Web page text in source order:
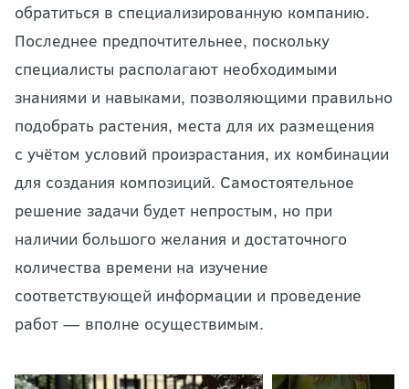
обратиться в специализированную компанию.
Последнее предпочтительнее, поскольку
специалисты располагают необходимыми
знаниями и навыками, позволяющими правильно
подобрать растения, места для их размещения
с учётом условий произрастания, их комбинации
для создания композиций. Самостоятельное
решение задачи будет непростым, но при
наличии большого желания и достаточного
количества времени на изучение
соответствующей информации и проведение
работ — вполне осуществимым.